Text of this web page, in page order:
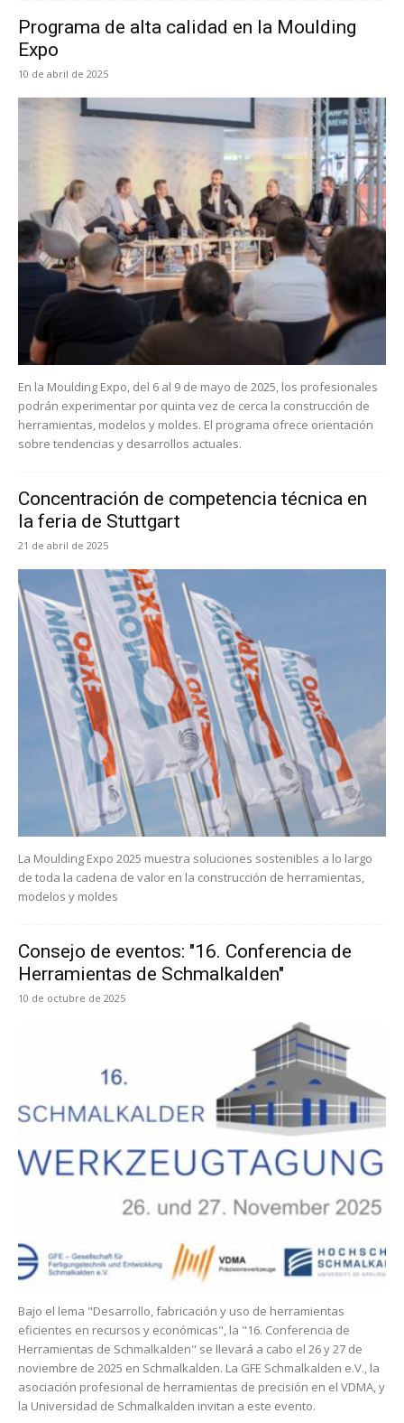
Programa de alta calidad en la Moulding
Expo
10 de abril de 2025
En la Moulding Expo, del 6 al 9 de mayo de 2025, los profesionales
podrán experimentar por quinta vez de cerca la construcción de
herramientas, modelos y moldes. El programa ofrece orientación
sobre tendencias y desarrollos actuales.
Concentración de competencia técnica en
la feria de Stuttgart
21 de abril de 2025
La Moulding Expo 2025 muestra soluciones sostenibles a lo largo
de toda la cadena de valor en la construcción de herramientas,
modelos y moldes
Consejo de eventos: "16. Conferencia de
Herramientas de Schmalkalden"
10 de octubre de 2025
Bajo el lema "Desarrollo, fabricación y uso de herramientas
eficientes en recursos y económicas", la "16. Conferencia de
Herramientas de Schmalkalden" se llevará a cabo el 26 y 27 de
noviembre de 2025 en Schmalkalden. La GFE Schmalkalden e.V., la
asociación profesional de herramientas de precisión en el VDMA, y
la Universidad de Schmalkalden invitan a este evento.